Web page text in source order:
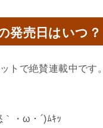
発売日はいつ？
トで絶賛連載中です。
・ω・´)ﾑｷｯ